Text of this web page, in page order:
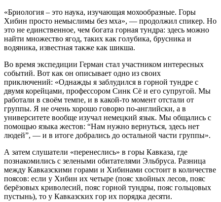
«Бриология – это наука, изучающая мохообразные. Горы
Хибин просто немыслимы без мха», — продолжил спикер. Но
это не единственное, чем богата горная тундра: здесь можно
найти множество ягод, таких как голубика, брусника и
водяника, известная также как шикша.
Во время экспедиции Герман стал участником интересных
событий. Вот как он описывает одно из своих
приключений: «Однажды я заблудился в горной тундре с
двумя корейцами, профессором Синк Сё и его супругой. Мы
работали в своём темпе, и в какой-то момент отстали от
группы. Я не очень хорошо говорю по-английски, а в
университете вообще изучал немецкий язык. Мы общались с
помощью языка жестов: “Нам нужно вернуться, здесь нет
людей”, — и в итоге добрались до остальной части группы».
А затем слушатели «перенеслись» в горы Кавказа, где
познакомились с зелеными обитателями Эльбруса. Разница
между Кавказскими горами и Хибинами состоит в количестве
поясов: если у Хибин их четыре (пояс хвойных лесов, пояс
берёзовых криволесий, пояс горной тундры, пояс гольцовых
пустынь), то у Кавказских гор их порядка десяти.